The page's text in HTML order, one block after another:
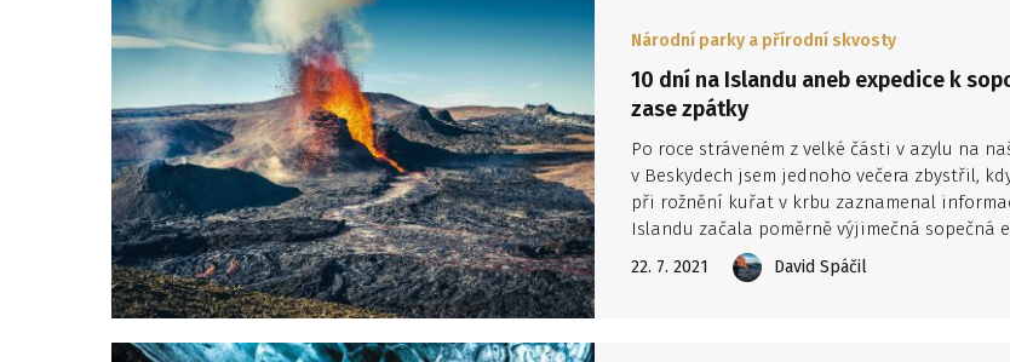
Národní parky a přírodní skvosty
10 dní na Islandu aneb expedice k
zase zpátky
Po roce stráveném z velké části v azylu na
v Beskydech jsem jednoho večera zbystřil,
při rožnění kuřat v krbu zaznamenal
Islandu začala poměrně výjimečná sopečná
kdy se láva hrne na povrch z hloubky zhruba
kilometrů. Tím pádem nemá explozivní
22. 7. 2021 David Spáčil